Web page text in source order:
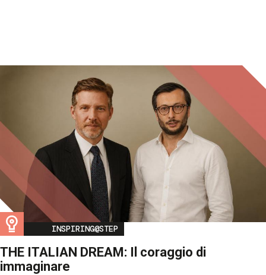
Image
INSPIRING@STEP
THE ITALIAN DREAM: Il coraggio di
immaginare